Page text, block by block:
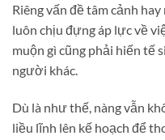
Riêng vấn đề tâm cảnh
luôn chịu đựng áp lực về
muộn gì cũng phải hiến tế
người khác.
Dù là như thế, nàng vẫn
liều lĩnh lên kế hoạch để